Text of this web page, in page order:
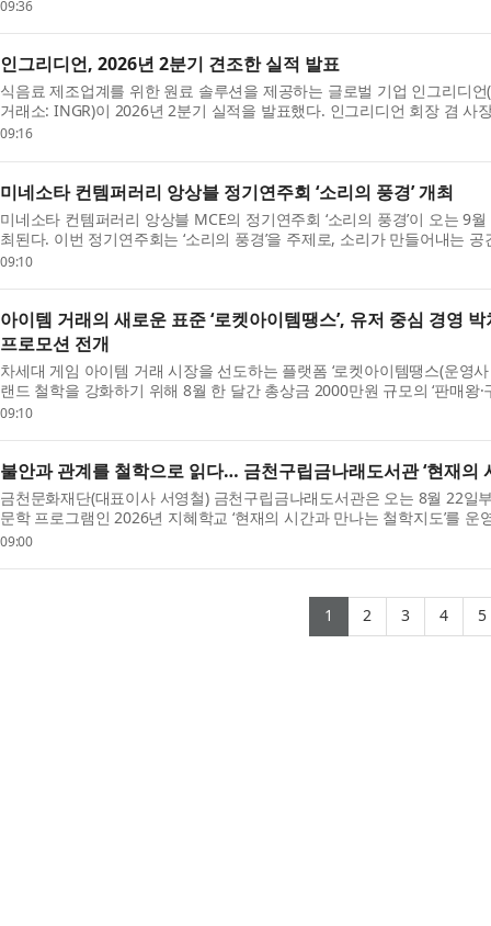
09:36
인그리디언, 2026년 2분기 견조한 실적 발표
식음료 제조업계를 위한 원료 솔루션을 제공하는 글로벌 기업 인그리
거래소: INGR)이 2026년 2분기 실적을 발표했다. 인그리디언 회장 겸 사
Zalli...
09:16
미네소타 컨템퍼러리 앙상블 정기연주회 ‘소리의 풍경’ 개최
미네소타 컨템퍼러리 앙상블 MCE의 정기연주회 ‘소리의 풍경’​이 오는 9
최된다. 이번 정기연주회는 ‘소리의 풍경’​을 주제로, 소리가 만들어내는
09:10
아이템 거래의 새로운 표준 ‘로켓아이템땡스’, 유저 중심 경영
프로모션 전개
차세대 게임 아이템 거래 시장을 선도하는 플랫폼 ‘로켓아이템땡스(운영
랜드 철학을 강화하기 위해 8월 한 달간 총상금 2000만원 규모의 ‘판매왕
고...
09:10
불안과 관계를 철학으로 읽다… 금천구립금나래도서관 ‘현재의
금천문화재단(대표이사 서영철) 금천구립금나래도서관은 오는 8월 22일
문학 프로그램인 2026년 지혜학교 ‘현재의 시간과 만나는 철학지도’를 운
체...
09:00
1 (current)
2(current)
3 4 5